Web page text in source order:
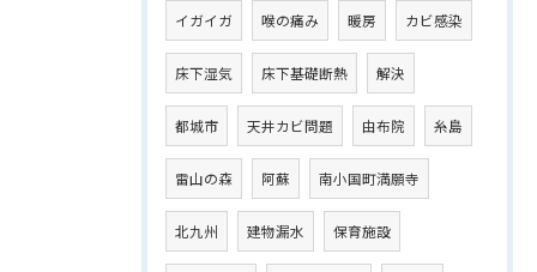
イガイガ 喉の痛み 暖房 カビ感染
床下湿気 床下基礎断熱 解決
都城市 天井カビ問題 由布院 糸島
雷山の森 阿蘇 南小国町満願寺
北九州 建物漏水 保育施設